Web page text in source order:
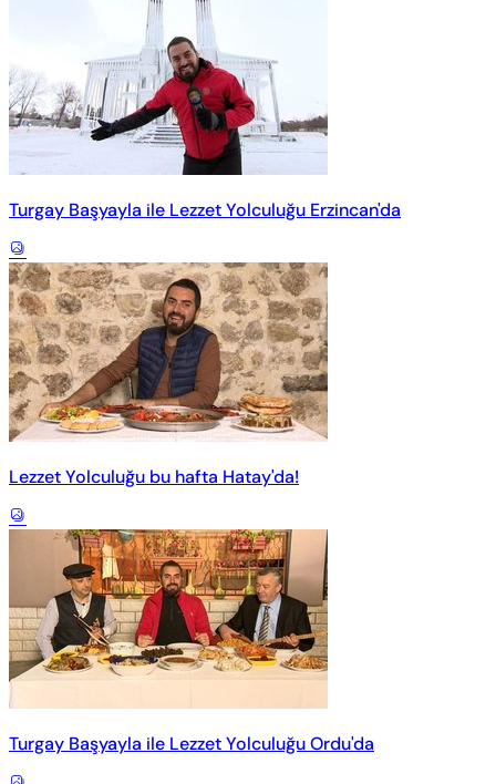
Turgay Başyayla ile Lezzet Yolculuğu Erzincan'da
Lezzet Yolculuğu bu hafta Hatay'da!
Turgay Başyayla ile Lezzet Yolculuğu Ordu'da